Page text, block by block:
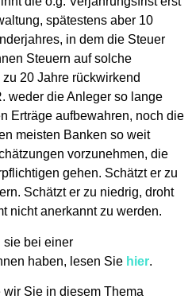
spätestens aber 10
in dem die Steuer
Steuern auf solche
20 Jahre rückwirkend
weder die Anleger so lange
Erträge aufbewahren, noch die
meisten Banken so weit
vorzunehmen, die
gehen. Schätzt er zu
Schätzt er zu niedrig, droht
nicht anerkannt zu werden.
sie bei einer
haben, lesen Sie hier.
wir Sie in diesem Thema